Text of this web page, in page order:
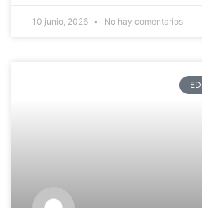
10 junio, 2026 No hay comentarios